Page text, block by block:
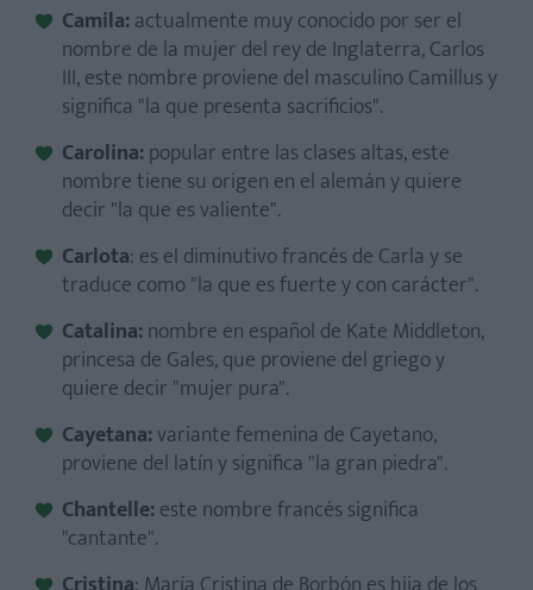
Camila:actualmente muy conocido por ser el
nombre de la mujer del rey de Inglaterra, Carlos
III, este nombre proviene del masculino Camillus y
significa "la que presenta sacrificios".
Carolina:popular entre las clases altas, este
nombre tiene su origen en el alemán y quiere
decir "la que es valiente".
Carlota: es el diminutivo francés de Carla y se
traduce como "la que es fuerte y con carácter".
Catalina:nombre en español de Kate Middleton,
princesa de Gales, que proviene del griego y
quiere decir "mujer pura".
Cayetana:variante femenina de Cayetano,
proviene del latín y significa "la gran piedra".
Chantelle:este nombre francés significa
"cantante".